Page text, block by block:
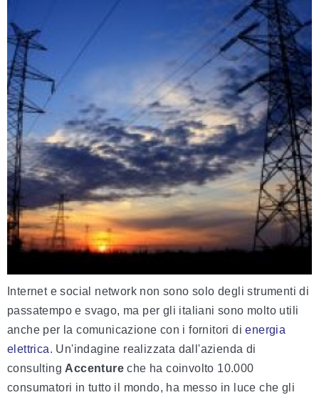
Internet e social network non sono solo degli strumenti di
passatempo e svago, ma per gli italiani sono molto utili
anche per la comunicazione con i fornitori dienergia
elettrica. Un'indagine realizzata dall'azienda di
consulting Accenture che ha coinvolto 10.000
consumatori in tutto il mondo, ha messo in luce che gli